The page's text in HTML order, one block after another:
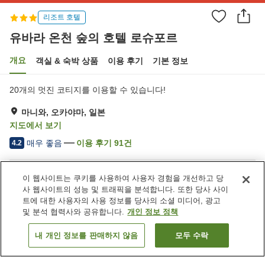
리조트 호텔
유바라 온천 숲의 호텔 로슈포르
개요 객실 & 숙박 상품 이용 후기 기본 정보
20개의 멋진 코티지를 이용할 수 있습니다!
마니와, 오카야마, 일본
지도에서 보기
4.2 매우 좋음 이용 후기 91건
숙소 편의 시설/서비스
주차장
사우나
레스토랑
자동판매기
일본 오카야마 마니와 유바라 온천 숲의 호텔 로슈포르
객실 보기
이 웹사이트는 쿠키를 사용하여 사용자 경험을 개선하고 당
사 웹사이트의 성능 및 트래픽을 분석합니다. 또한 당사 사이
트에 대한 사용자의 사용 정보를 당사의 소셜 미디어, 광고
및 분석 협력사와 공유합니다. 개인 정보 정책
내 개인 정보를 판매하지 않음 모두 수락